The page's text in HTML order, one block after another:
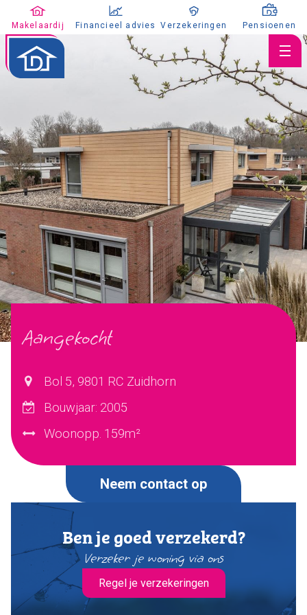
Makelaardij Financieel advies Verzekeringen Pensioenen
Huis verkopen
Huis kopen
Huis taxeren
Aanbod
Koopaanbod
Huuraanbod
Nieuwbouw
Aangekocht
Verkocht
Dijkstra Makelaardij & Financieel advies
Makelaardij
Financieel advies
Verzekeringen
Pensioenen
Makelaardij
Huis verkopen
Huis kopen
Huis taxeren
Aangekocht
Bol 5, 9801 RC Zuidhorn
Bouwjaar: 2005
Woonopp. 159m²
Neem contact op
Ben je goed verzekerd?
Verzeker je woning via ons
Regel je verzekeringen